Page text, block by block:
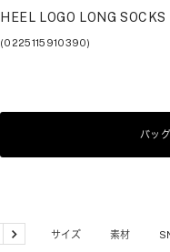
細 サイズ 素材
次
HEEL LOGO LONG SOCKS
(0225115910390)
バッ